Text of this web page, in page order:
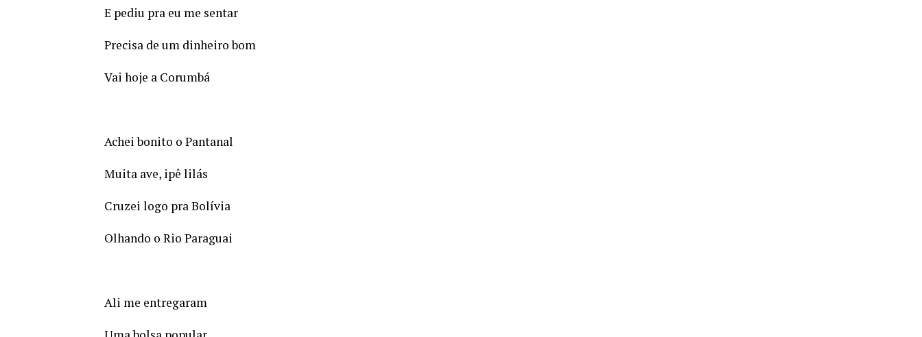
E pediu pra eu me sentar
Precisa de um dinheiro bom
Vai hoje a Corumbá
Achei bonito o Pantanal
Muita ave, ipê lilás
Cruzei logo pra Bolívia
Olhando o Rio Paraguai
Ali me entregaram